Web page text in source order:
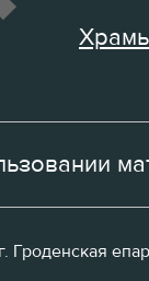
Гроденская